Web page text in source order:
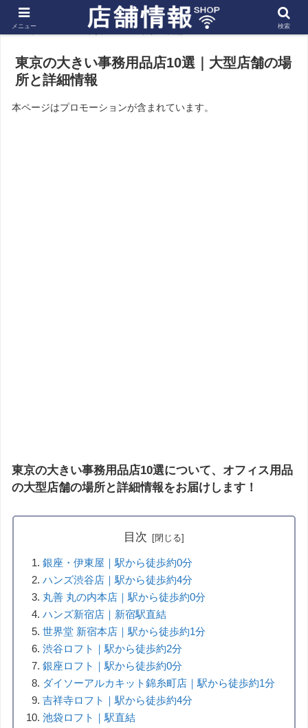
ホーム 関東 東京の店舗
東京の大きい事務用品店10選｜大型店舗の場
所と詳細情報
本ページはプロモーションが含まれています。
東京の大きい事務用品店10選について、オフィス用品
の大型店舗の場所と詳細情報をお届けします！
目次
銀座・伊東屋｜駅から徒歩約0分
ハンズ渋谷店｜駅から徒歩約4分
丸善 丸の内本店｜駅から徒歩約0分
ハンズ新宿店｜新宿駅直結
世界堂 新宿本店｜駅から徒歩約1分
渋谷ロフト｜駅から徒歩約2分
銀座ロフト｜駅から徒歩約0分
ダイソーアルカキット錦糸町店｜駅から徒歩約1分
吉祥寺ロフト｜駅から徒歩約4分
池袋ロフト｜駅直結
メニュー 検索